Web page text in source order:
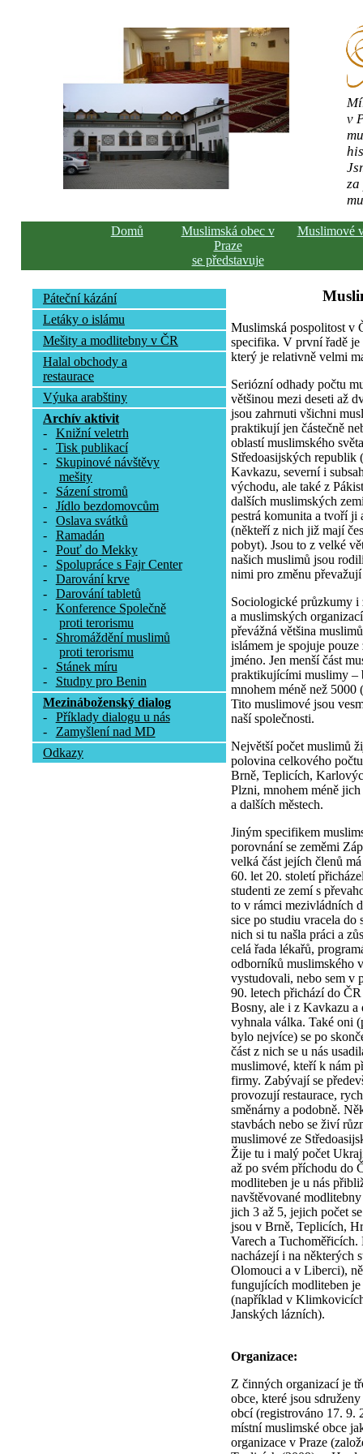
v
Domů
Muslimská obec v
Praze
se představuje
Muslimové
Páteční kázání
Letáky o islámu
Mešity a modlitebny v ČR
Halal obchody a
restaurace
Výuka arabštiny
Archív aktivit
-
Knižní veletrh
-
Tisk publikací
-
Skupinové návštěvy
mešity
-
Sázení stromů
-
Jídlo bezdomovcům
-
Oslava svátků
-
Ramadán
-
Pouť do Mekky
-
Spolupráce s Fajr Center
-
Darování krve
-
Darování tabletů
-
Konference Společně
proti terorismu
-
Shromáždění muslimů
proti terorismu
-
Stánek míru
-
Studny pro Benin
Mezináboženský dialog
-
Příklady dialogu u nás
-
Zamyšlení nad MD
Odkazy
Muslimská pospolitost v
specifika. V první řadě je
který je relativně velmi
Seriózní odhady počtu
většinou mezi deseti až
jsou zahrnuti všichni
praktikují jen částečně
oblastí muslimského
Středoasijských republik
Kavkazu, severní i
východu, ale také z
dalších muslimských
pestrá komunita a tvoří ji
(někteří z nich již mají
pobyt). Jsou to z velké
našich muslimů jsou
nimi pro změnu převažují
Sociologické průzkumy i
a muslimských
převážná většina
islámem je spojuje
jméno. Jen menší část
praktikujícími muslimy –
mnohem méně než
Tito muslimové jsou
naší společnosti.
Největší počet muslimů
polovina celkového
Brně, Teplicích,
Plzni, mnohem méně
a dalších městech.
Jiným specifikem
porovnání se zeměmi
velká část jejích členů
60. let 20. století
studenti ze zemí s
to v rámci mezivládních
sice po studiu vracela do
nich si tu našla práci a
celá řada lékařů,
odborníků muslimského
vystudovali, nebo sem v
90. letech přichází do
Bosny, ale i z Kavkazu a
vyhnala válka. Také oni
bylo nejvíce) se po
část z nich se u nás
muslimové, kteří k nám
firmy. Zabývají se
provozují restaurace,
směnárny a podobně.
stavbách nebo se živí
muslimové ze
Žije tu i malý počet
až po svém příchodu do
modliteben je u nás
navštěvované
jich 3 až 5, jejich počet
jsou v Brně, Teplicích,
Varech a
nacházejí i na některých
Olomouci a v Liberci),
fungujících modliteben
(například v
Janských lázních).
Organizace:
Z činných organizací je
obce, které jsou
obcí (registrováno 17. 9.
místní muslimské obce
organizace v Praze